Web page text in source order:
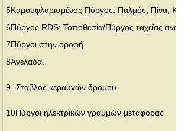
5Καμουφλαρισμένος Πύργος: Παλμός, Πίνα,
6Πύργος RDS: Τοποθεσία/Πύργος ταχείας
7Πύργοι στην οροφή.
8Αγελάδα.
9- Στάβλος κεραυνών δρόμου
10Πύργοι ηλεκτρικών γραμμών μεταφοράς